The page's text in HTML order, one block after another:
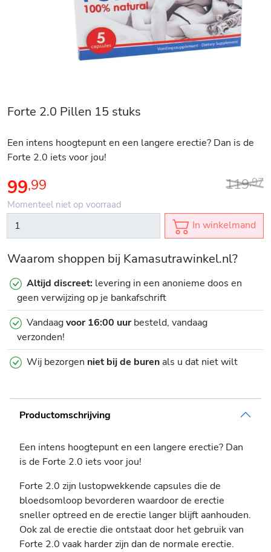
Forte 2.0 Pillen 15 stuks
Een intens hoogtepunt en een langere erectie? Dan is de
Forte 2.0 iets voor jou!
99,99 119,97
Momenteel niet op voorraad
In winkelmand
Waarom shoppen bij Kamasutrawinkel.nl?
Altijd discreet: levering in een anonieme doos en
geen verwijzing op je bankafschrift
Vandaagvoor 16:00 uurbesteld, vandaag
verzonden!
Wij bezorgen niet bij de burenals u dat niet wilt
Productomschrijving
Een intens hoogtepunt en een langere erectie? Dan
is de Forte 2.0 iets voor jou!
Forte 2.0 zijn lustopwekkende capsules die de
bloedsomloop bevorderen waardoor de erectie
sneller optreed en de erectie langer blijft aanhouden.
Ook zal de erectie die ontstaat door het gebruik van
Forte 2.0 vaak harder zijn dan de normale erectie.